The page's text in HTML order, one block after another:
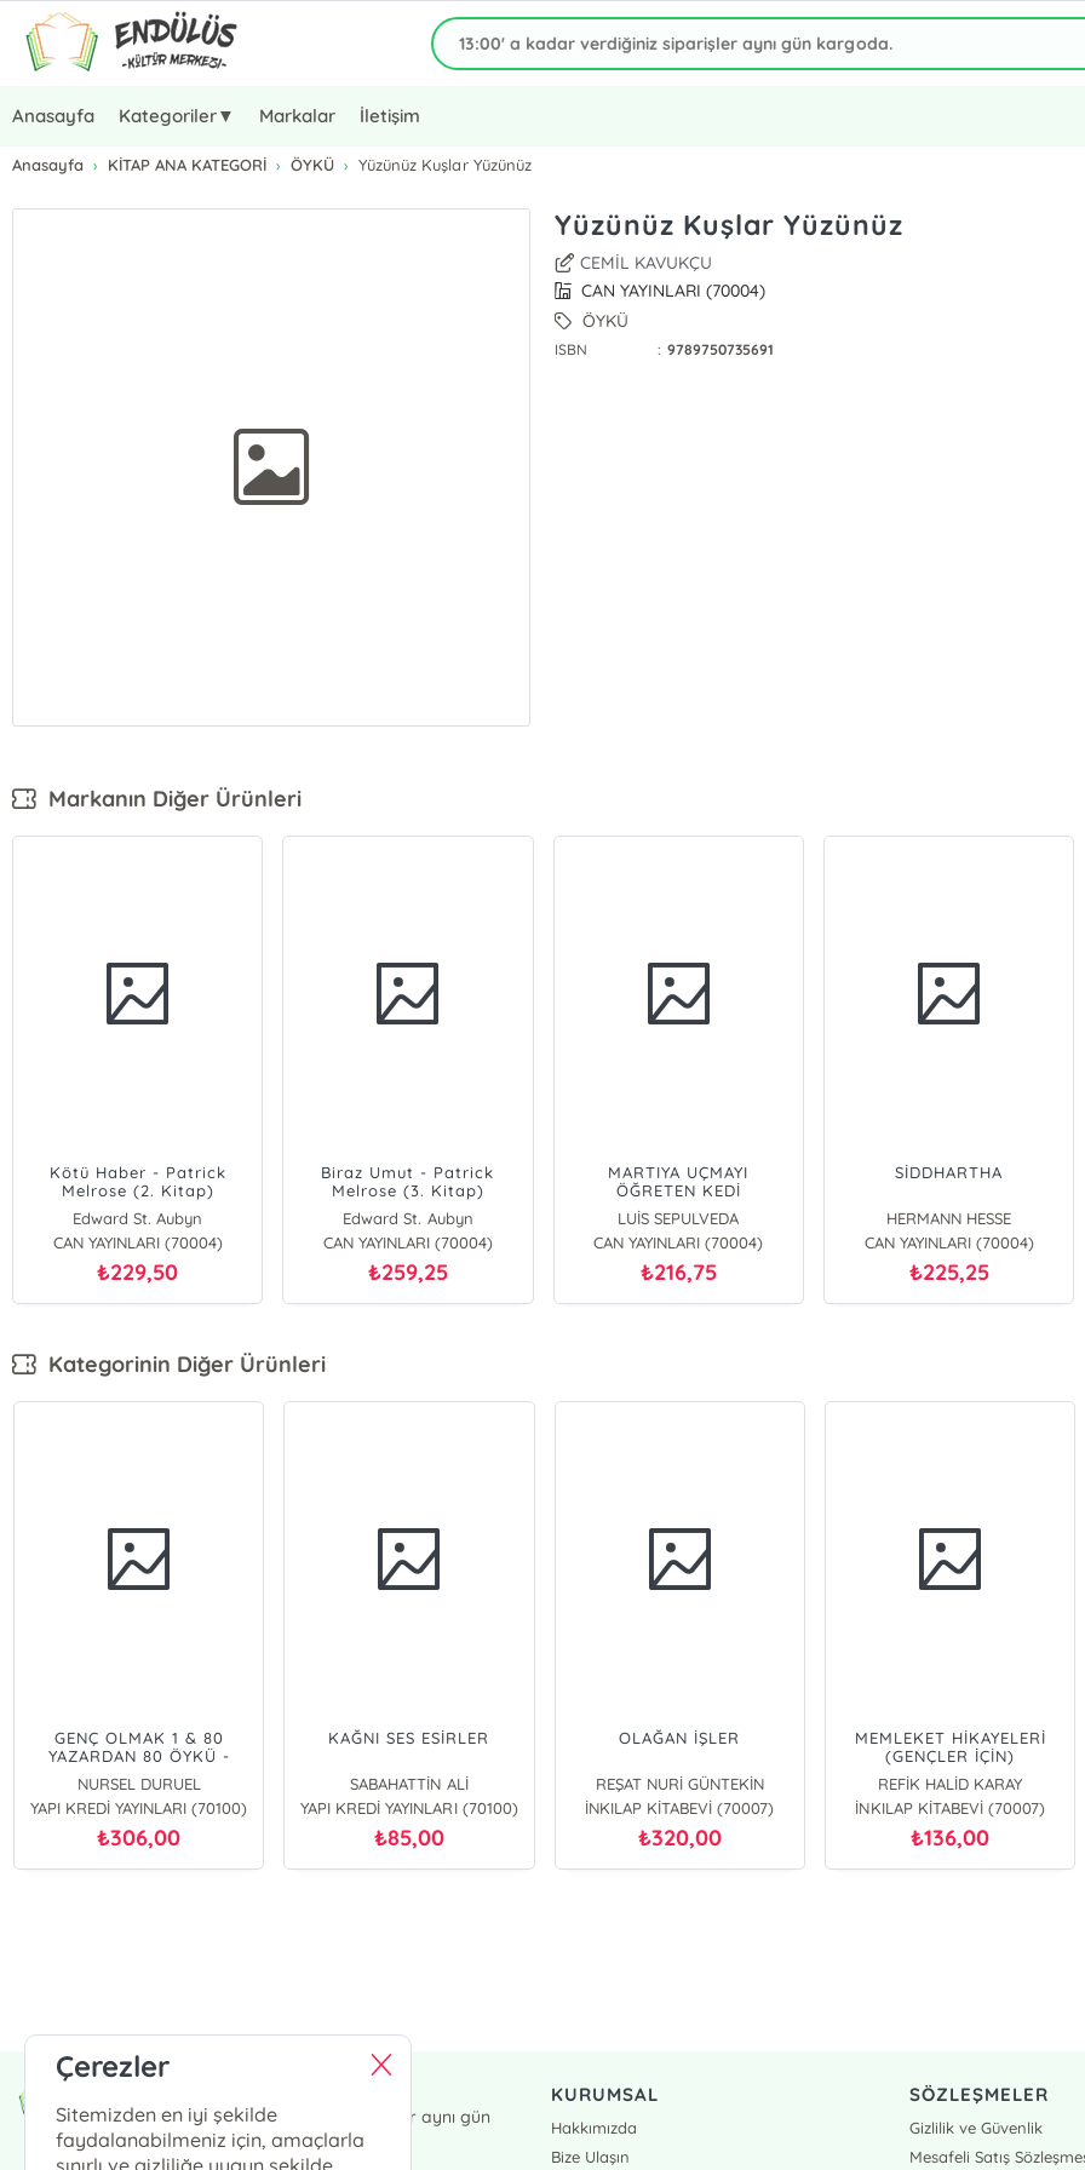
Anasayfa Kategoriler▼ Markalar İletişim
Anasayfa KİTAP ANA KATEGORİ ÖYKÜ Yüzünüz Kuşlar Yüzünüz
Yüzünüz Kuşlar Yüzünüz
CEMİL KAVUKÇU
CAN YAYINLARI (70004)
ÖYKÜ
ISBN : 9789750735691
Markanın Diğer Ürünleri
Kötü Haber - Patrick
Melrose (2. Kitap)
Edward St. Aubyn
CAN YAYINLARI (70004)
₺229,50
Biraz Umut - Patrick
Melrose (3. Kitap)
Edward St. Aubyn
CAN YAYINLARI (70004)
₺259,25
MARTIYA UÇMAYI
ÖĞRETEN KEDİ
LUİS SEPULVEDA
CAN YAYINLARI (70004)
₺216,75
SİDDHARTHA
HERMANN HESSE
CAN YAYINLARI (70004)
₺225,25
Kategorinin Diğer Ürünleri
GENÇ OLMAK 1 & 80
YAZARDAN 80 ÖYKÜ -
HÜSEYİN RAHMİ´DEN ÜLKÜ
TAMER´E
NURSEL DURUEL
YAPI KREDİ YAYINLARI (70100)
₺306,00
KAĞNI SES ESİRLER
SABAHATTİN ALİ
YAPI KREDİ YAYINLARI (70100)
₺85,00
OLAĞAN İŞLER
REŞAT NURİ GÜNTEKİN
İNKILAP KİTABEVİ (70007)
₺320,00
MEMLEKET HİKAYELERİ
(GENÇLER İÇİN)
REFİK HALİD KARAY
İNKILAP KİTABEVİ (70007)
₺136,00
13:00' a kadar verdiğiniz siparişler aynı gün
kargoda.
KURUMSAL
Hakkımızda
Bize Ulaşın
SÖZLEŞMELER
Gizlilik ve Güvenlik
Mesafeli Satış
Çerezler
Sitemizden en iyi şekilde
faydalanabilmeniz için, amaçlarla
sınırlı ve gizliliğe uygun şekilde